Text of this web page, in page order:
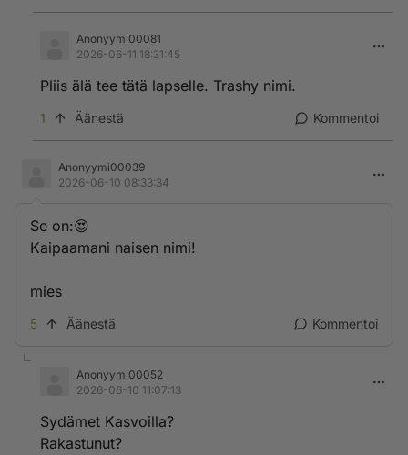
Anonyymi00081
2026-06-11 18:31:45
Pliis älä tee tätä lapselle. Trashy nimi.
1 Äänestä Kommentoi
Anonyymi00039
2026-06-10 08:33:34
Se on:😍
Kaipaamani naisen nimi!
mies
5 Äänestä Kommentoi
Anonyymi00052
2026-06-10 11:07:13
Sydämet Kasvoilla?
Rakastunut?